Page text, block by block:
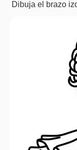
Dibuja el brazo